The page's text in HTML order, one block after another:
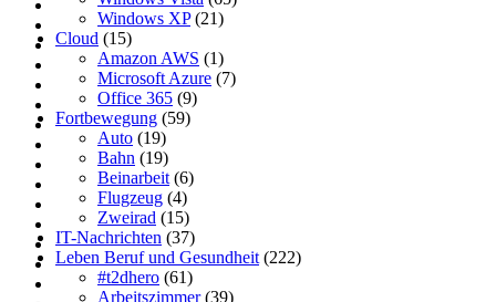
Windows XP(21)
Cloud (15)
Amazon AWS (1)
Microsoft Azure (7)
Office 365 (9)
Fortbewegung (59)
Auto (19)
Bahn (19)
Beinarbeit (6)
Flugzeug (4)
Zweirad (15)
IT-Nachrichten (37)
Leben Beruf und Gesundheit (222)
#t2dhero (61)
Arbeitszimmer(39)